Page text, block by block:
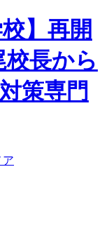
】再開
長から
策専門